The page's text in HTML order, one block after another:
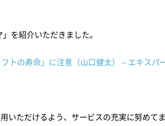
を紹介いただきました。
トの寿命」に注意（山口健太） – エキスパ
いただけるよう、サービスの充実に努めてま